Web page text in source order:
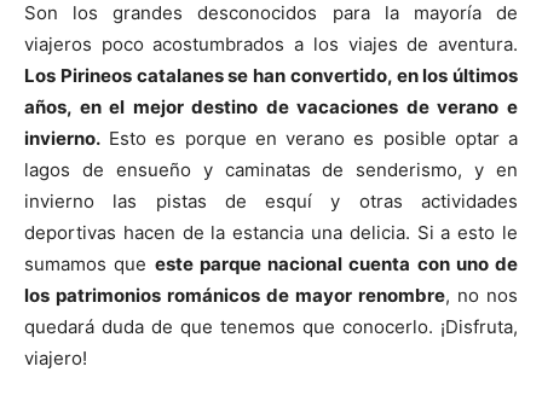
Son los grandes desconocidos para la mayoría de
viajeros poco acostumbrados a los viajes de aventura.
Los Pirineos catalanes se han convertido, en los últimos
años, en el mejor destino de vacaciones de verano e
invierno. Esto es porque en verano es posible optar a
lagos de ensueño y caminatas de senderismo, y en
invierno las pistas de esquí y otras actividades
deportivas hacen de la estancia una delicia. Si a esto le
sumamos que este parque nacional cuenta con uno de
los patrimonios románicos de mayor renombre, no nos
quedará duda de que tenemos que conocerlo. ¡Disfruta,
viajero!